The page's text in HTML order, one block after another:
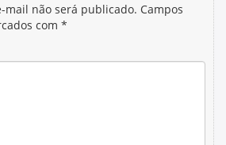
mail não será publicado. Campos
com *